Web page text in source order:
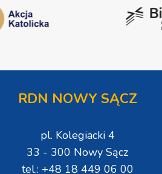
RDN NOWY SĄCZ
pl. Kolegiacki 4
33 - 300 Nowy Sącz
tel.: +48 18 449 06 00